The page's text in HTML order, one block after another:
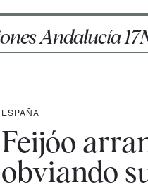
Andalucía
ESPAÑA
Feijóo
obviando